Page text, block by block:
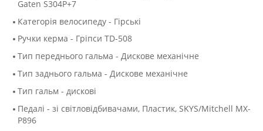
Gaten S304P+7
Категорія велосипеду - Гірські
Ручки керма - Гріпси TD-508
Тип переднього гальма - Дискове механічне
Тип заднього гальма - Дискове механічне
Тип гальм - дискові
Педалі - зі світловідбивачами, Пластик, SKYS/Mitchell MX-
P896